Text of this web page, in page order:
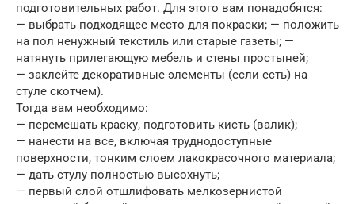
подготовительных работ. Для этого вам понадобятся:
— выбрать подходящее место для покраски; — положить
на пол ненужный текстиль или старые газеты; —
натянуть прилегающую мебель и стены простыней;
— заклейте декоративные элементы (если есть) на
стуле скотчем).
Тогда вам необходимо:
— перемешать краску, подготовить кисть (валик);
— нанести на все, включая труднодоступные
поверхности, тонким слоем лакокрасочного материала;
— дать стулу полностью высохнуть;
— первый слой отшлифовать мелкозернистой